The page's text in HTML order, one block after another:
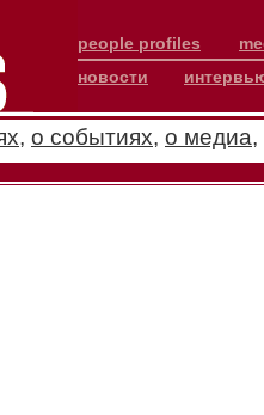
people profiles
новости
, о событиях, о медиа,